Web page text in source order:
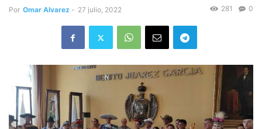
Por Omar Alvarez - 27 julio, 2022 0
281